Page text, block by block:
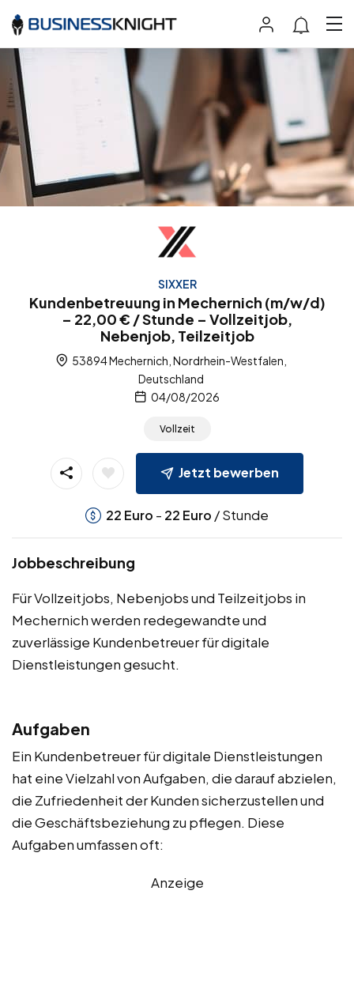
SIXXER
Kundenbetreuung in Mechernich (m/w/d)
– 22,00 € / Stunde – Vollzeitjob,
Nebenjob, Teilzeitjob
53894 Mechernich, Nordrhein-Westfalen,
Deutschland
04/08/2026
Vollzeit
Jetzt bewerben
22 Euro - 22 Euro / Stunde
Jobbeschreibung
Für Vollzeitjobs, Nebenjobs und Teilzeitjobs in
Mechernich werden redegewandte und
zuverlässige Kundenbetreuer für digitale
Dienstleistungen gesucht.
Aufgaben
Ein Kundenbetreuer für digitale Dienstleistungen
hat eine Vielzahl von Aufgaben, die darauf abzielen,
die Zufriedenheit der Kunden sicherzustellen und
die Geschäftsbeziehung zu pflegen. Diese
Aufgaben umfassen oft:
Anzeige